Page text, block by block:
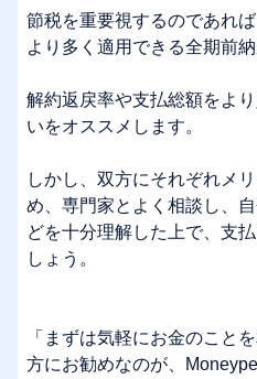
節税を重要視するのであれ
より多く適用できる全期前納
解約返戻率や支払総額をよ
いをオススメします。
しかし、双方にそれぞれメ
め、専門家とよく相談し、
どを十分理解した上で、支
しょう。
「まずは気軽にお金のこと
方にお勧めなのが、